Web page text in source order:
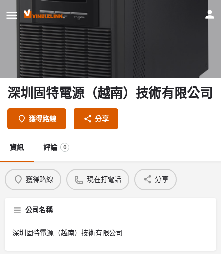
深圳固特電源（越南）技術有限公司
獲得路線 分享
資訊 評論 0
獲得路線 現在打電話 分享
公司名稱
深圳固特電源（越南）技術有限公司